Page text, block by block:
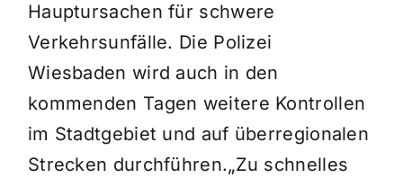
Hauptursachen für schwere
Verkehrsunfälle. Die Polizei
Wiesbaden wird auch in den
kommenden Tagen weitere Kontrollen
im Stadtgebiet und auf überregionalen
Strecken durchführen.„Zu schnelles